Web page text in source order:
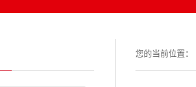
简介
联系凯发旗舰厅官 渣浆分离
秸秆粉碎还
您的当前位置：